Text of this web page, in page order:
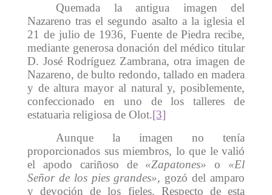
Quemada la antigua imagen del
Nazareno tras el segundo asalto a la iglesia el
21 de julio de 1936, Fuente de Piedra recibe,
mediante generosa donación del médico titular
D. José Rodríguez Zambrana, otra imagen de
Nazareno, de bulto redondo, tallado en madera
y de altura mayor al natural y, posiblemente,
confeccionado en uno de los talleres de
estatuaria religiosa de Olot.[3]
Aunque la imagen no tenía
proporcionados sus miembros, lo que le valió
el apodo cariñoso de «Zapatones» o «El
Señor de los pies grandes», gozó del amparo
y devoción de los fieles. Respecto de esta